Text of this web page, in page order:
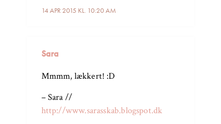
14 APR 2015 KL. 10:20 AM
Sara
Mmmm, lækkert! :D
– Sara //
http://www.sarasskab.blogspot.dk